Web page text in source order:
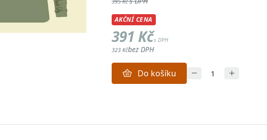
395 Kč
AKČNÍ CENA
391 Kčs DPH
323 Kčbez DPH
Do košíku